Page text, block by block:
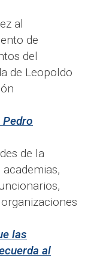
al
de
del
de Leopoldo
de la
las
al